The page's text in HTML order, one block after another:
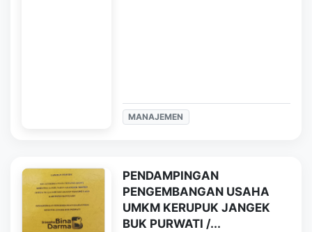
MANAJEMEN
PENDAMPINGAN
PENGEMBANGAN USAHA
UMKM KERUPUK JANGEK
BUK PURWATI /...